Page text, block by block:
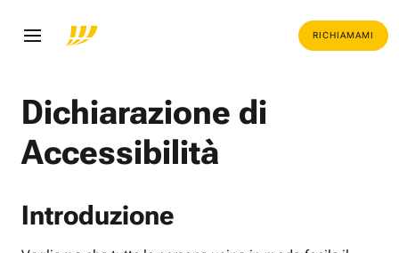
RICHIAMAMI
Dichiarazione di
Accessibilità
Introduzione